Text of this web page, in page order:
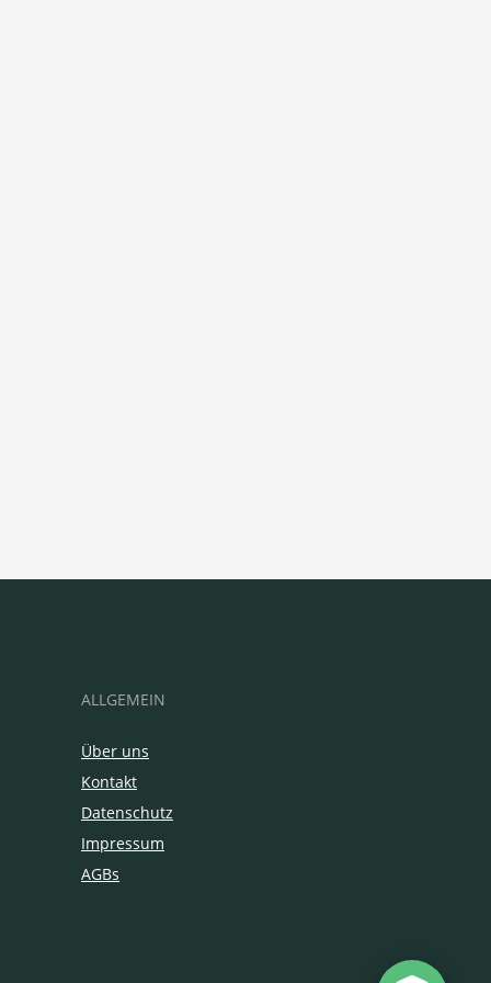
ALLGEMEIN
Über uns
Kontakt
Datenschutz
Impressum
AGBs